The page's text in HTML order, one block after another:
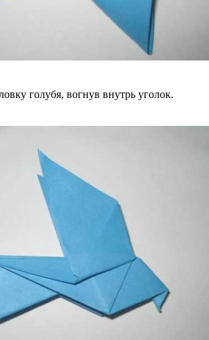
голубя, вогнув внутрь уголок.